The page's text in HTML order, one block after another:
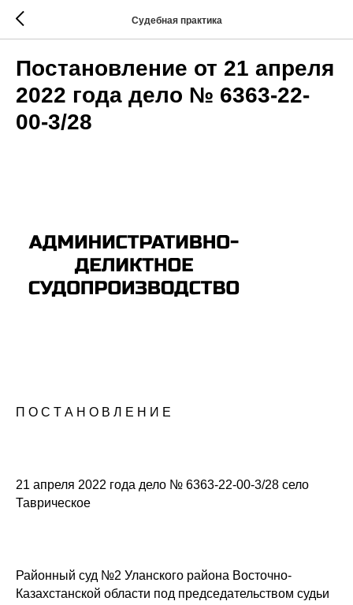
Судебная практика
Постановление от 21 апреля
2022 года дело № 6363-22-
00-3/28
П О С Т А Н О В Л Е Н И Е
21 апреля 2022 года дело № 6363-22-00-3/28 село
Таврическое
Районный суд №2 Уланского района Восточно-
Казахстанской области под председательством судьи